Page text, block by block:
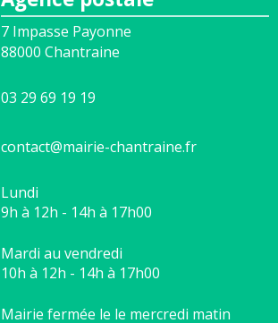
7 Impasse Payonne
88000 Chantraine
03 29 69 19 19
contact@mairie-chantraine.fr
Lundi
9h à 12h - 14h à 17h00
Mardi au vendredi
10h à 12h - 14h à 17h00
Mairie fermée le le mercredi matin